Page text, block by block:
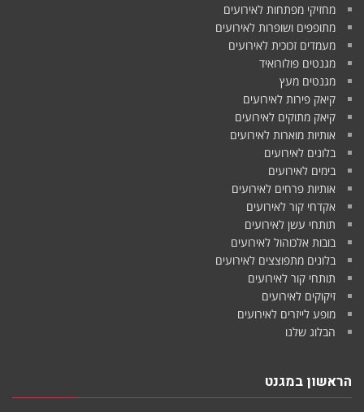
מחזיקי מפתחות לאירועים
מתופפים ושופרות לאירועים
מעמדים זכוכית לאירועים
מגנטים פולורואיד
מגנטים מעץ
קיאק פירות לאירועים
קיאק מתוקים לאירועים
אותיות מוארות לאירועים
בלונים לאירועים
בימים לאירועים
אותיות פרחים לאירועים
אקדחי קור לאירועים
תותחי עשן לאירועים
בובות אלכוהול לאירועים
בלונים מתפוצצים לאירועים
תותחי קור לאירועים
זיקוקים לאירועים
מופע לייזרים לאירועים
הבלוג שלנו
הראשון במגנט